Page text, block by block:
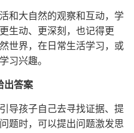
和大自然的观察和互动，学
生动、更深刻，也记得更
世界，在日常生活学习，或
习兴趣。
出答案
导孩子自己去寻找证据、提
题时，可以提出问题激发思